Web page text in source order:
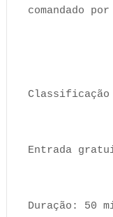
comandado
Entrada
Duração: 50